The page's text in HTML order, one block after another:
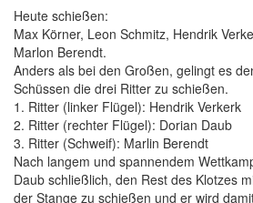
Heute schießen:
Max Körner, Leon Schmitz, Hendrik
Marlon Berendt.
Anders als bei den Großen, gelingt es
Schüssen die drei Ritter zu schießen.
1. Ritter (linker Flügel): Hendrik Verkerk
2. Ritter (rechter Flügel): Dorian Daub
3. Ritter (Schweif): Marlin Berendt
Nach langem und spannendem
Daub schließlich, den Rest des Klotzes
der Stange zu schießen und er wird